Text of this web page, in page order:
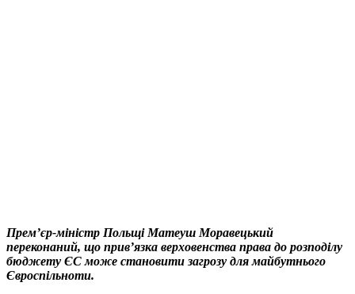
Прем’єр-міністр Польщі Матеуш Моравецький
переконаний, що прив’язка верховенства права до розподілу
бюджету ЄС може становити загрозу для майбутнього
Євроспільноти.